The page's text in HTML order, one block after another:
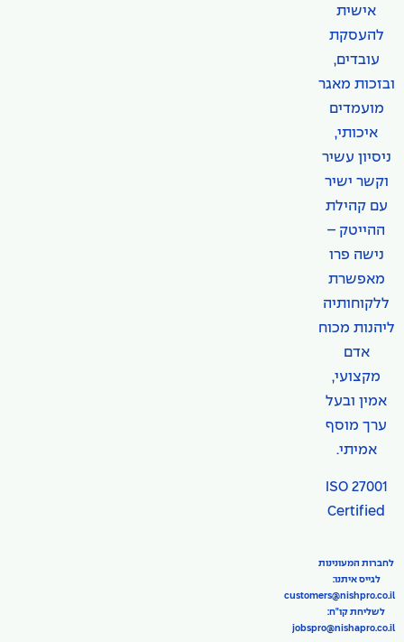
אישית
להעסקת
עובדים,
ובזכות מאגר
מועמדים
איכותי,
ניסיון עשיר
וקשר ישיר
עם קהילת
ההייטק –
נישה פרו
מאפשרת
ללקוחותיה
ליהנות מכוח
אדם
מקצועי,
אמין ובעל
ערך מוסף
אמיתי.
ISO 27001
Certified
לחברות המעונינות
לגייס איתנו:
customers@nishpro.co.il
לשליחת קו"ח:
jobspro@nishapro.co.il